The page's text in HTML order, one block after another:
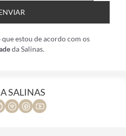
estou de acordo com os
da Salinas.
SALINAS